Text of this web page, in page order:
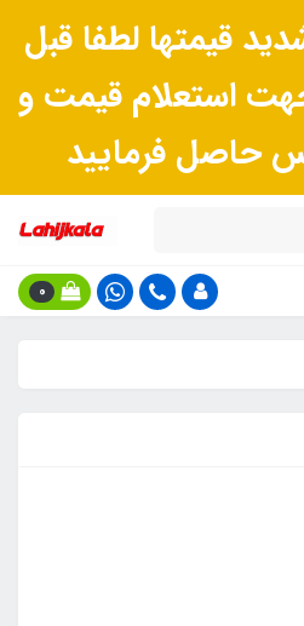
قیمتها لطفا قبل
استعلام قیمت و
حاصل فرمایید
0